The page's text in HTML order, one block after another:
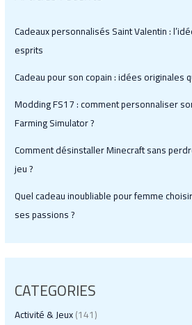
Cadeaux personnalisés Saint Valentin :
esprits
Cadeau pour son copain : idées originales
Modding FS17 : comment personnaliser
Farming Simulator ?
Comment désinstaller Minecraft sans
jeu ?
Quel cadeau inoubliable pour femme
ses passions ?
CATEGORIES
Activité & Jeux(141)